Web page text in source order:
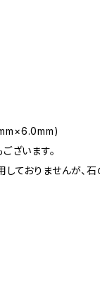
ざいます。
ておりませんが、石